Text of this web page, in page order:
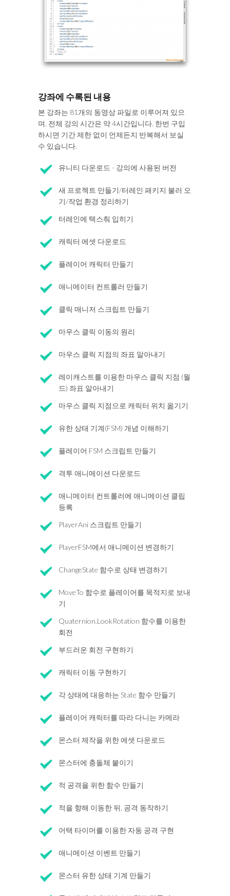
강좌에 수록된 내용
본 강좌는 81개의 동영상 파일로 이루어져 있으
며, 전체 강의 시간은 약 4시간입니다. 한번 구입
하시면 기간 제한 없이 언제든지 반복해서 보실
수 있습니다.
유니티 다운로드 - 강의에 사용된 버전
새 프로젝트 만들기/터레인 패키지 불러 오
기/작업 환경 정리하기
터레인에 텍스춰 입히기
캐릭터 에셋 다운로드
플레이어 캐릭터 만들기
애니메이터 컨트롤러 만들기
클릭 매니저 스크립트 만들기
마우스 클릭 이동의 원리
마우스 클릭 지점의 좌표 알아내기
레이캐스트를 이용한 마우스 클릭 지점 (월
드) 좌표 알아내기
마우스 클릭 지점으로 캐릭터 위치 옮기기
유한 상태 기계(FSM) 개념 이해하기
플레이어 FSM 스크립트 만들기
격투 애니메이션 다운로드
애니메이터 컨트롤러에 애니메이션 클립
등록
PlayerAni 스크립트 만들기
PlayerFSM에서 애니메이션 변경하기
ChangeState 함수로 상태 변경하기
MoveTo 함수로 플레이어를 목적지로 보내
기
Quaternion.LookRotation 함수를 이용한
회전
부드러운 회전 구현하기
캐릭터 이동 구현하기
각 상태에 대응하는 State 함수 만들기
플레이어 캐릭터를 따라 다니는 카메라
몬스터 제작을 위한 에셋 다운로드
몬스터에 충돌체 붙이기
적 공격을 위한 함수 만들기
적을 향해 이동한 뒤, 공격 동작하기
어택 타이머를 이용한 자동 공격 구현
애니메이션 이벤트 만들기
몬스터 유한 상태 기계 만들기